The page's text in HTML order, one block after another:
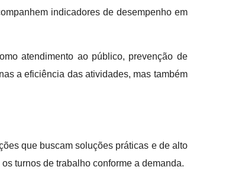
indicadores de desempenho em
atendimento ao público, prevenção de
a eficiência das atividades, mas também
que buscam soluções práticas e de alto
turnos de trabalho conforme a demanda.